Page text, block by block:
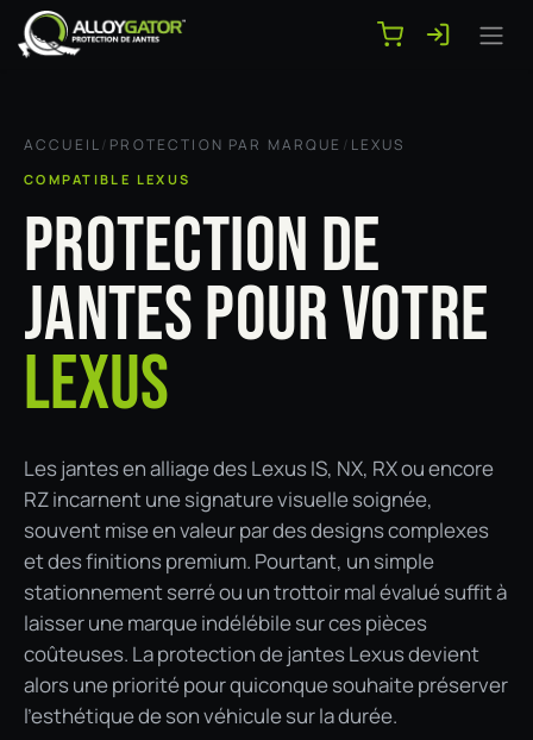
Se rendre au contenu
ACCUEIL/ PROTECTION PAR MARQUE / LEXUS
COMPATIBLE LEXUS
PROTECTION DE
JANTES POUR VOTRE
LEXUS
Les jantes en alliage des Lexus IS, NX, RX ou encore
RZ incarnent une signature visuelle soignée,
souvent mise en valeur par des designs complexes
et des finitions premium. Pourtant, un simple
stationnement serré ou un trottoir mal évalué suffit à
laisser une marque indélébile sur ces pièces
coûteuses. La protection de jantes Lexus devient
alors une priorité pour quiconque souhaite préserver
l'esthétique de son véhicule sur la durée.